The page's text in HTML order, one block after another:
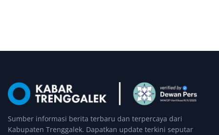
Sumber informasi berita terbaru dan terpercaya dari
Kabupaten Trenggalek. Dapatkan update terkini seputar